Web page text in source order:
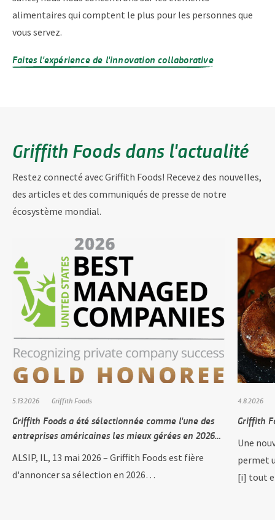
alimentaires qui comptent le plus pour les personnes que
vous servez.
Faites l'expérience de l'innovation collaborative
Griffith Foods dans l'actualité
Restez connecté avec Griffith Foods! Recevez des nouvelles,
des articles et des communiqués de presse de notre
écosystème mondial.
5.13.2026 Griffith Foods
Griffith Foods a été sélectionnée comme l'une des
entreprises américaines les mieux gérées en 2026…
ALSIP, IL, 13 mai 2026 – Griffith Foods est fière
d'annoncer sa sélection en 2026…
4.8.2026
Griffith
Une
permet
[i] tout